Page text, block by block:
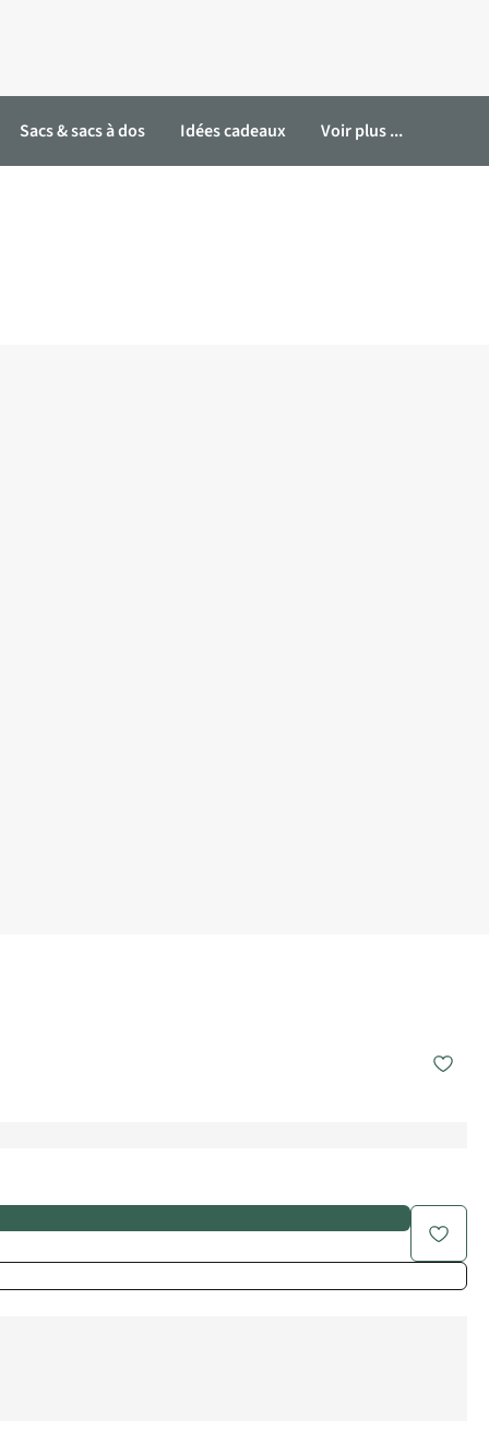
Sacs & sacs à dos Idées cadeaux Voir plus ...